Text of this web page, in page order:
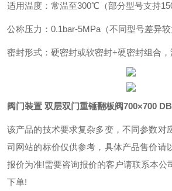
适用温度：常温至300℃（部分型号支持
公称压力：0.1bar-5MPa（不同型号差异较
密封形式：硬密封或软密封+硬密封组合
阀门装置 双层双门重锤翻板阀700×700
该产品的技术要求复杂多变，不同参数对
司网站的标价仅供参考，具体产品售价请
报价为准!需要咨询报价的客户请联系本公
下单!